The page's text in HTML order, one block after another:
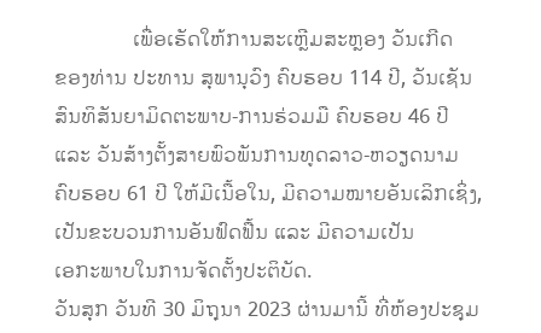
ເພື່ອເຮັດໃຫ້ການສະເຫຼີມສະຫຼອງ ວັນເກີດ
ຂອງທ່ານ ປະທານ ສຸພານຸວົງ ຄົບຮອບ 114 ປີ, ວັນເຊັນ
ສົນທິສັນຍາມິດຕະພາບ-ການຮ່ວມມື ຄົບຮອບ 46 ປີ
ແລະ ວັນສ້າງຕັ້ງສາຍພົວພັນການທູດລາວ-ຫວຽດນາມ
ຄົບຮອບ 61 ປີ ໃຫ້ມີເນື້ອໃນ, ມີຄວາມໝາຍອັນເລິກເຊິ່ງ,
ເປັນຂະບວນການອັນຟົດຟື້ນ ແລະ ມີຄວາມເປັນ
ເອກະພາບໃນການຈັດຕັ້ງປະຕິບັດ.
ວັນສຸກ ວັນທີ 30 ມິຖຸນາ 2023 ຜ່ານມານີ້ ທີ່ຫ້ອງປະຊຸມ